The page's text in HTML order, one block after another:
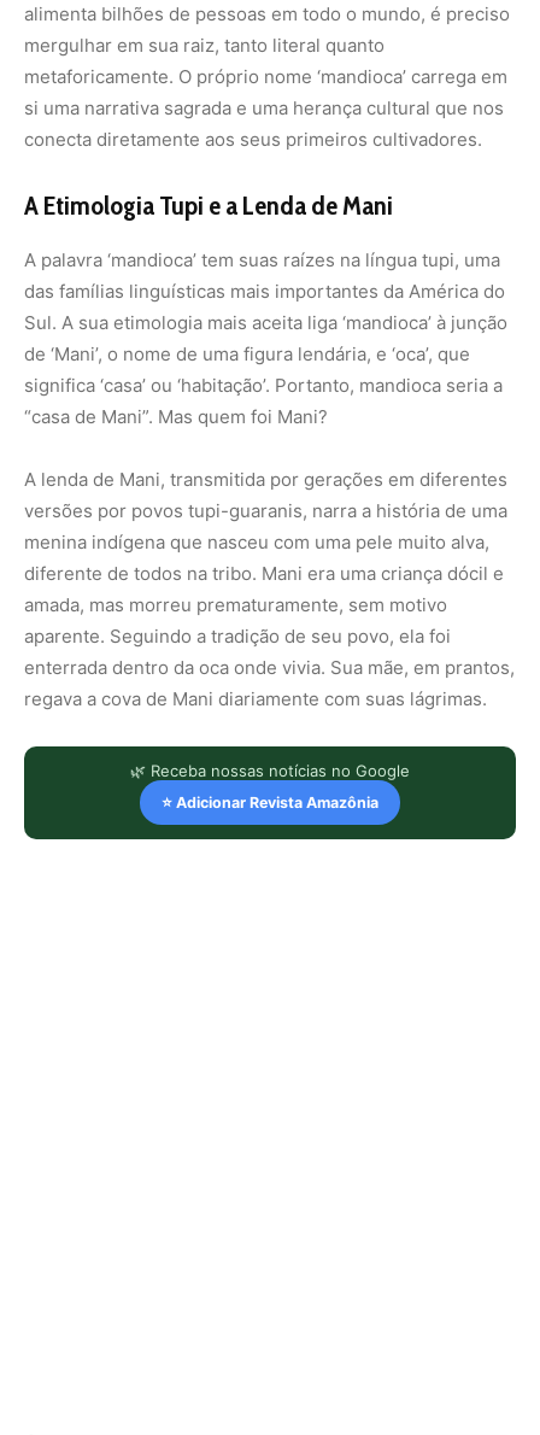
alimenta bilhões de pessoas em todo o mundo, é preciso
mergulhar em sua raiz, tanto literal quanto
metaforicamente. O próprio nome ‘mandioca’ carrega em
si uma narrativa sagrada e uma herança cultural que nos
conecta diretamente aos seus primeiros cultivadores.
A Etimologia Tupi e a Lenda de Mani
A palavra ‘mandioca’ tem suas raízes na língua tupi, uma
das famílias linguísticas mais importantes da América do
Sul. A sua etimologia mais aceita liga ‘mandioca’ à junção
de ‘Mani’, o nome de uma figura lendária, e ‘oca’, que
significa ‘casa’ ou ‘habitação’. Portanto, mandioca seria a
“casa de Mani”. Mas quem foi Mani?
A lenda de Mani, transmitida por gerações em diferentes
versões por povos tupi-guaranis, narra a história de uma
menina indígena que nasceu com uma pele muito alva,
diferente de todos na tribo. Mani era uma criança dócil e
amada, mas morreu prematuramente, sem motivo
aparente. Seguindo a tradição de seu povo, ela foi
enterrada dentro da oca onde vivia. Sua mãe, em prantos,
regava a cova de Mani diariamente com suas lágrimas.
🌿 Receba nossas notícias no Google
⭐ Adicionar Revista Amazônia